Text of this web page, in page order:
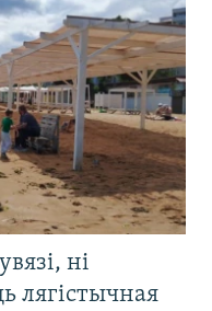
ні
лягістычная